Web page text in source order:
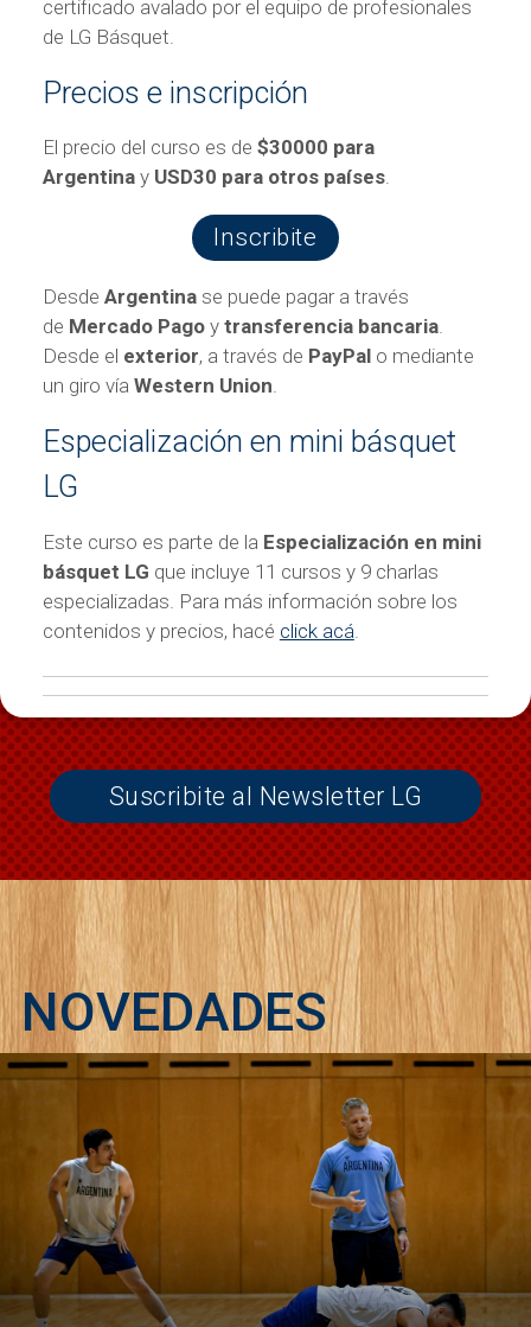
certificado avalado por el equipo de profesionales
de LG Básquet.
Precios e inscripción
El precio del curso es de $30000 para
Argentinay USD30 para otros países.
Inscribite
Desde Argentinase puede pagar a través
de Mercado Pagoy transferencia bancaria.
Desde el exterior, a través de PayPalo mediante
un giro vía Western Union.
Especialización en mini básquet
LG
Este curso es parte de la Especialización en mini
básquet LG que incluye 11 cursos y 9 charlas
especializadas. Para más información sobre los
contenidos y precios, hacé click acá
Suscribite al Newsletter LG
NOVEDADES